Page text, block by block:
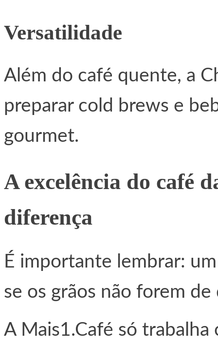
Versatilidade
Além do café quente, a
preparar cold brews e
gourmet.
A excelência do café
diferença
É importante lembrar:
se os grãos não forem
A Mais1.Café só